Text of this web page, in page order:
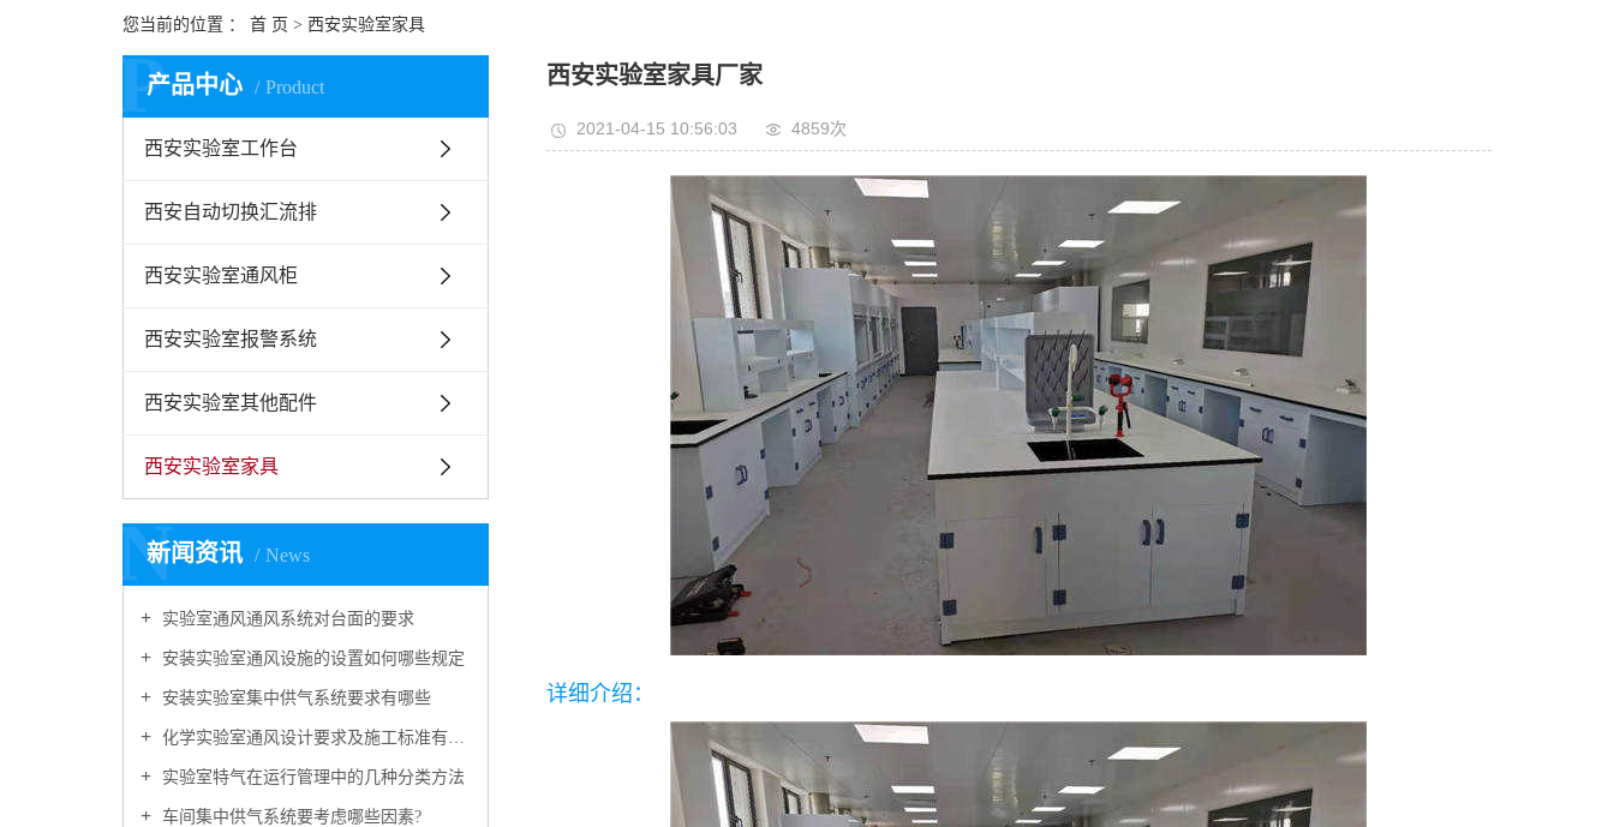
您当前的位置 ： 首 页 > 西安实验室家具
产品中心 Product
P
西安实验室工作台
西安自动切换汇流排
西安实验室通风柜
西安实验室报警系统
西安实验室其他配件
西安实验室家具
新闻资讯 News
N
实验室通风通风系统对台面的要求
安装实验室通风设施的设置如何哪些规定
安装实验室集中供气系统要求有哪些
化学实验室通风设计要求及施工标准有哪些
实验室特气在运行管理中的几种分类方法
车间集中供气系统要考虑哪些因素?
西安实验室家具厂家
2021-04-15 10:56:03 4859次
详细介绍：